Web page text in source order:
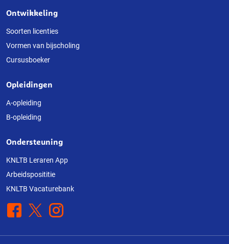
Over
deze
website
Ontwikkeling
Soorten licenties
Vormen van bijscholing
Cursusboeker
Opleidingen
A-opleiding
B-opleiding
Ondersteuning
KNLTB Leraren App
Arbeidsposititie
KNLTB Vacaturebank
Facebook
X Instagram